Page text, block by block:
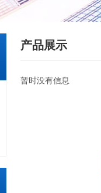
产品展示
暂时没有信息